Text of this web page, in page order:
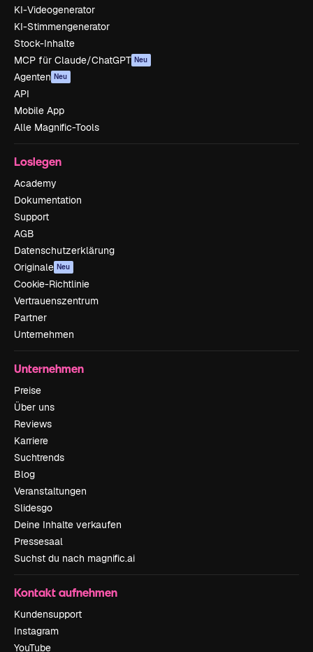
KI-Videogenerator
KI-Stimmengenerator
Stock-Inhalte
MCP für Claude/ChatGPT Neu
Agenten Neu
API
Mobile App
Alle Magnific-Tools
Loslegen
Academy
Dokumentation
Support
AGB
Datenschutzerklärung
Originale Neu
Cookie-Richtlinie
Vertrauenszentrum
Partner
Unternehmen
Unternehmen
Preise
Über uns
Reviews
Karriere
Suchtrends
Blog
Veranstaltungen
Slidesgo
Deine Inhalte verkaufen
Pressesaal
Suchst du nach magnific.ai
Kontakt aufnehmen
Kundensupport
Instagram
YouTube